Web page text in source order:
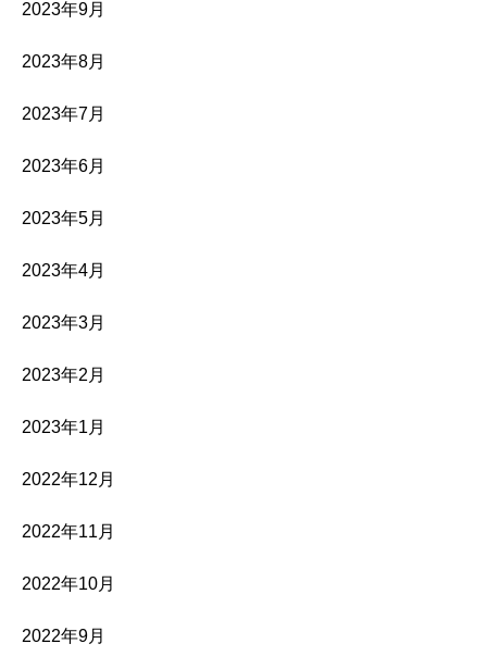
2023年9月
2023年8月
2023年7月
2023年6月
2023年5月
2023年4月
2023年3月
2023年2月
2023年1月
2022年12月
2022年11月
2022年10月
2022年9月